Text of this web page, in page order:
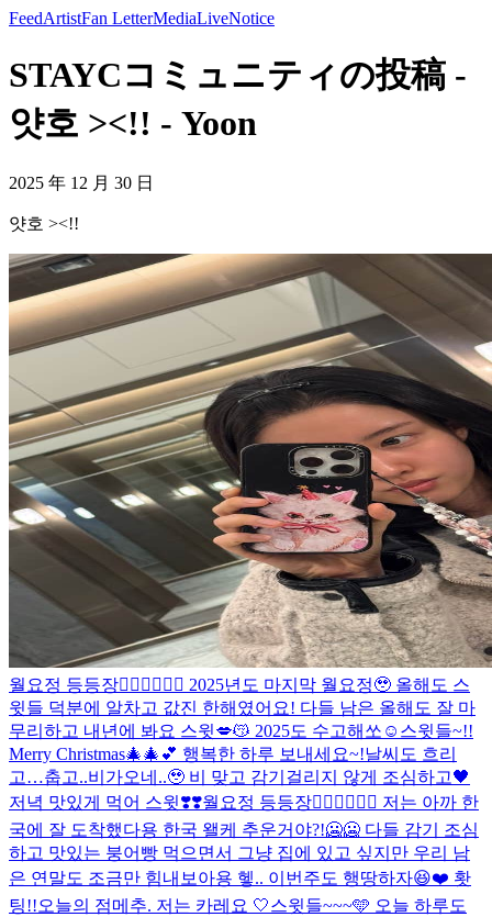
FeedArtistFan LetterMediaLiveNotice
STAYCコミュニティの投稿 -
얏호 ><!! - Yoon
2025 年 12 月 30 日
얏호 ><!!
월요정 등등장🧚🏻‍♀️🧚🏻‍♀️ 2025년도 마지막 월요정🥹 올해도 스
윗들 덕분에 알차고 값진 한해였어요! 다들 남은 올해도 잘 마
무리하고 내년에 봐요 스윗💋😽 2025도 수고해쏘☺️ 스윗들~!!
Merry Christmas🎄🎄💕 행복한 하루 보내세요~!날씨도 흐리
고…춥고..비가오네..🥹 비 맞고 감기걸리지 않게 조심하고🖤
저녁 맛있게 먹어 스윗❣️❣️월요정 등등장🧚🏻‍♀️🧚🏻‍♀️ 저는 아까 한
국에 잘 도착했다용 한국 왤케 추운거야?!🥶🥶 다들 감기 조심
하고 맛있는 붕어빵 먹으면서 그냥 집에 있고 싶지만 우리 남
은 연말도 조금만 힘내보아용 헿.. 이번주도 행땅하자😆❤️ 홧
팅!!오늘의 점메추. 저는 카레요 🤍스윗들~~~🩵 오늘 하루도